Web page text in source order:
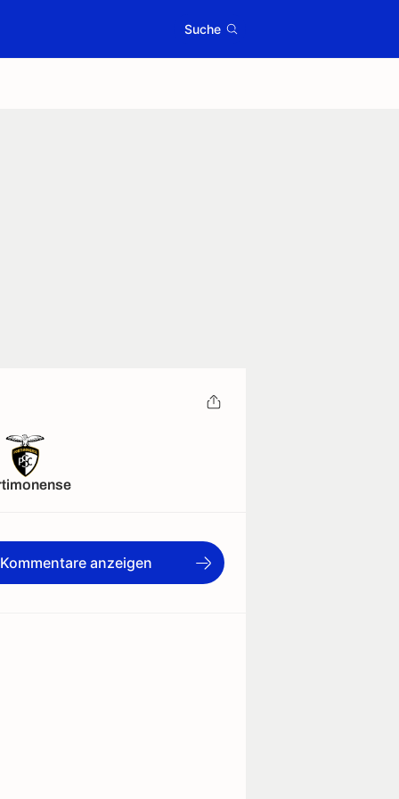
Suche
anzeigen